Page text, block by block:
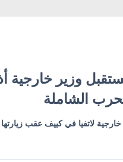
وزير خارجية
الشاملة
لاتفيا في كييف عقب زيارتها